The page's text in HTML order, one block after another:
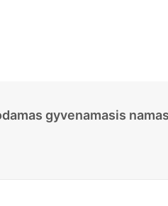
gyvenamasis